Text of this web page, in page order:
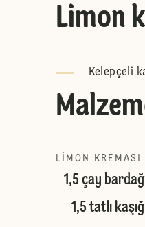
Limon
Kelepçeli
LIMON KREMASI
1,5 çay
1,5 tatlı